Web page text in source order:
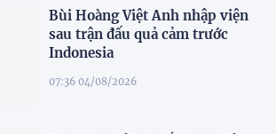
Bùi Hoàng Việt Anh nhập viện
sau trận đấu quả cảm trước
Indonesia
07:36 04/08/2026